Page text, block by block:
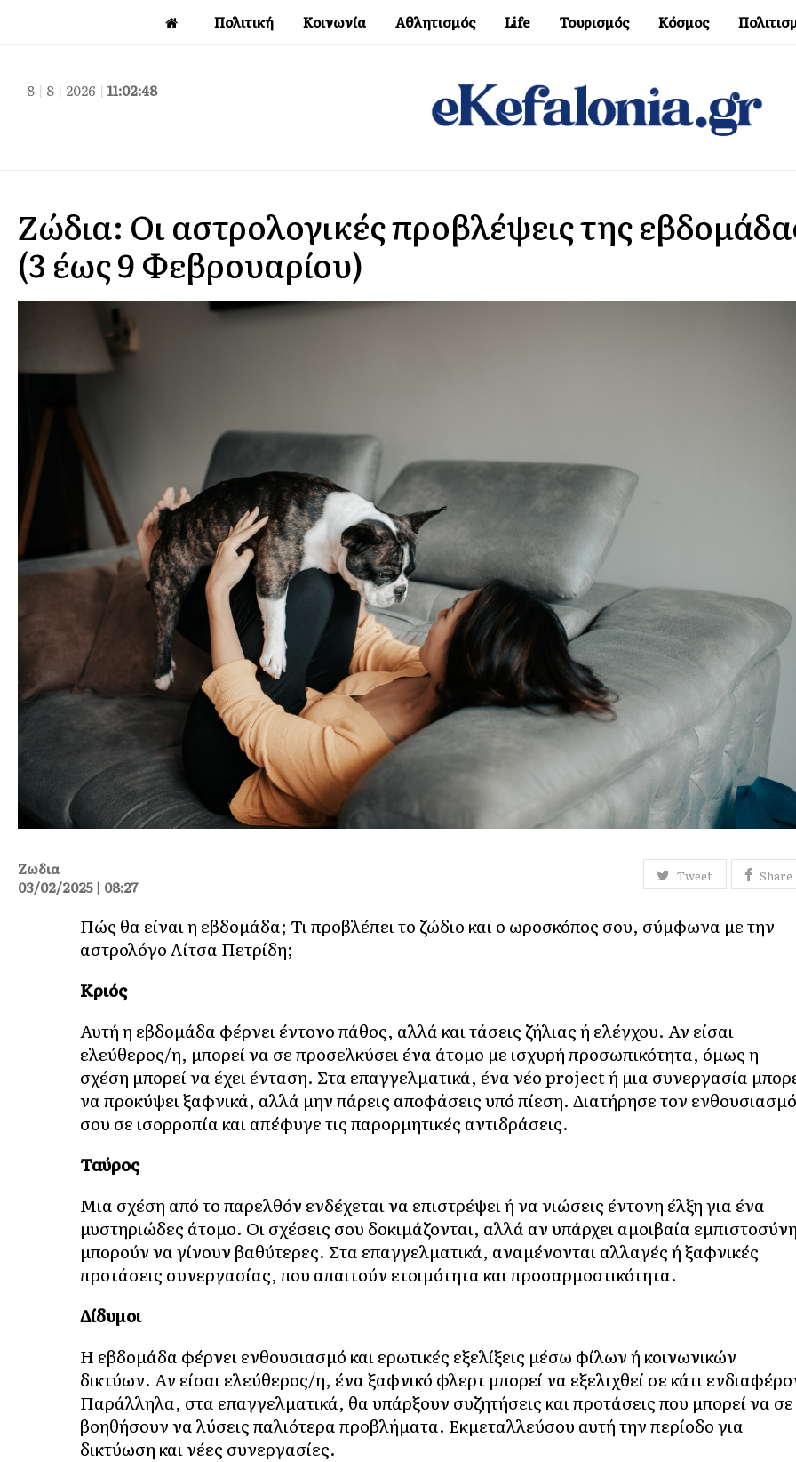
Πολιτική Κοινωνία Αθλητισμός Life Τουρισμός Κόσμος
8 | 8 | 2026 | 11:02:49
Ζώδια: Οι αστρολογικές προβλέψεις της
(3 έως 9 Φεβρουαρίου)
Tweet Share
Ζωδια
03/02/2025 | 08:27
Πώς θα είναι η εβδομάδα; Τι προβλέπει το ζώδιο και ο ωροσκόπος σου, σύμφωνα με την
αστρολόγο Λίτσα Πετρίδη;
Κριός
Αυτή η εβδομάδα φέρνει έντονο πάθος, αλλά και τάσεις ζήλιας ή ελέγχου. Αν είσαι
ελεύθερος/η, μπορεί να σε προσελκύσει ένα άτομο με ισχυρή προσωπικότητα, όμως η
σχέση μπορεί να έχει ένταση. Στα επαγγελματικά, ένα νέο project ή μια συνεργασία
να προκύψει ξαφνικά, αλλά μην πάρεις αποφάσεις υπό πίεση. Διατήρησε τον ενθουσιασμό
σου σε ισορροπία και απέφυγε τις παρορμητικές αντιδράσεις.
Ταύρος
Μια σχέση από το παρελθόν ενδέχεται να επιστρέψει ή να νιώσεις έντονη έλξη για ένα
μυστηριώδες άτομο. Οι σχέσεις σου δοκιμάζονται, αλλά αν υπάρχει αμοιβαία
μπορούν να γίνουν βαθύτερες. Στα επαγγελματικά, αναμένονται αλλαγές ή ξαφνικές
προτάσεις συνεργασίας, που απαιτούν ετοιμότητα και προσαρμοστικότητα.
Δίδυμοι
Η εβδομάδα φέρνει ενθουσιασμό και ερωτικές εξελίξεις μέσω φίλων ή κοινωνικών
δικτύων. Αν είσαι ελεύθερος/η, ένα ξαφνικό φλερτ μπορεί να εξελιχθεί σε κάτι
Παράλληλα, στα επαγγελματικά, θα υπάρξουν συζητήσεις και προτάσεις που μπορεί να σε
βοηθήσουν να λύσεις παλιότερα προβλήματα. Εκμεταλλεύσου αυτή την περίοδο για
δικτύωση και νέες συνεργασίες.